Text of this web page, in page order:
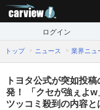
ログイン
トップ ニュース 業界ニュ
トヨタ公式が突如投
発！ 「クセが強ぇよw
ツッコミ殺到の内容と